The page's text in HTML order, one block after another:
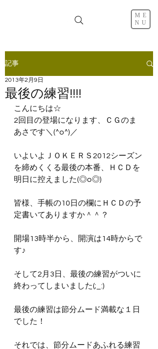
ME
NU
記事
最後の練習!!!!
2013年2月9日
こんにちは☆
2回目の登場になります、ＣＧのま
あさです＼(^o^)／
いよいよＪＯＫＥＲＳ2012シーズン
を締めくくる最後の本番、ＨＣＤを
明日に控えました(◎o◎)
皆様、手帳の10日の欄にＨＣＤの予
定書いてありますか＾＾？
開場13時半から、開演は14時からで
す♪
そして2月3日、最後の練習がついに
終わってしまいました(;_:)
最後の練習は節分ムード満載な１日
でした！
それでは、節分ムードあふれる練習